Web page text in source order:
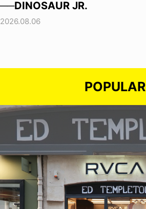
──DINOSAUR JR.
2026.08.06
POPULAR